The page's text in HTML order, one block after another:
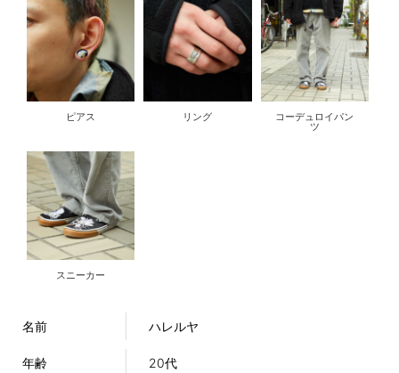
ピアス リング コーデュロイパン
ツ
スニーカー
名前 ハレルヤ
年齢 20代